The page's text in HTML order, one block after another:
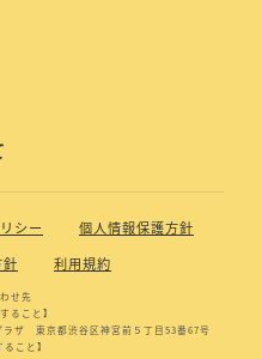
シー
個人情報保護方針
利用規約
せ先
ること】
ラザ 東京都渋谷区神宮前５丁目53番67号
ること】